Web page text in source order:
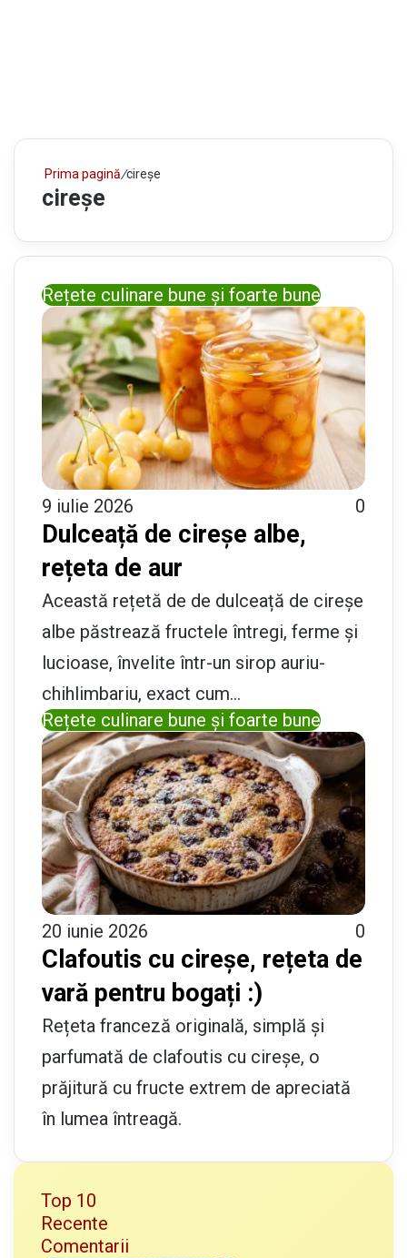
Prima pagină/cireșe
cireșe
Rețete culinare bune și foarte bune
9 iulie 2026 0
Dulceață de cireșe albe,
rețeta de aur
Această rețetă de de dulceață de cireșe
albe păstrează fructele întregi, ferme și
lucioase, învelite într-un sirop auriu-
chihlimbariu, exact cum…
Rețete culinare bune și foarte bune
20 iunie 2026 0
Clafoutis cu cireșe, rețeta de
vară pentru bogați :)
Rețeta franceză originală, simplă și
parfumată de clafoutis cu cireșe, o
prăjitură cu fructe extrem de apreciată
în lumea întreagă.
Top 10
Recente
Comentarii